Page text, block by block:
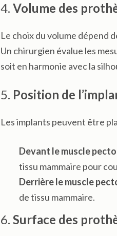
4. Volume des
Le choix du volume dépend
Un chirurgien évalue les
soit en harmonie avec la
5. Position de
Les implants peuvent être
Devant le muscle
tissu mammaire pour
Derrière le muscle
de tissu mammaire.
6. Surface des